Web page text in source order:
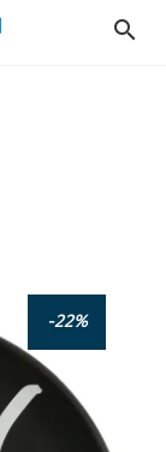
search
-22%